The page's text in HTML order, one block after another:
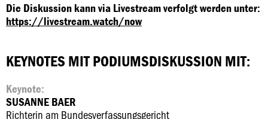
Die Diskussion kann via Livestream verfolgt werden unter:
https://livestream.watch/now
KEYNOTES MIT PODIUMSDISKUSSION MIT:
Keynote:
SUSANNE BAER
Richterin am Bundesverfassungsgericht